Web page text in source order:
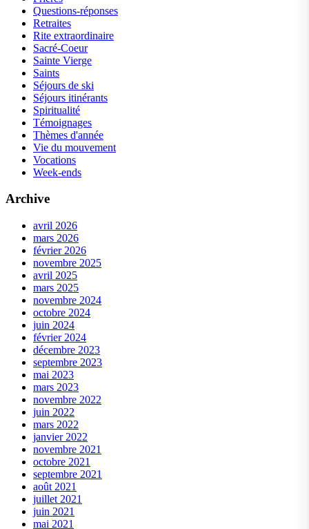
Questions-réponses
Retraites
Rite extraordinaire
Sacré-Coeur
Sainte Vierge
Saints
Séjours de ski
Séjours itinérants
Spiritualité
Témoignages
Thèmes d'année
Vie du mouvement
Vocations
Week-ends
Archive
avril 2026
mars 2026
février 2026
novembre 2025
avril 2025
mars 2025
novembre 2024
octobre 2024
juin 2024
février 2024
décembre 2023
septembre 2023
mai 2023
mars 2023
novembre 2022
juin 2022
mars 2022
janvier 2022
novembre 2021
octobre 2021
septembre 2021
août 2021
juillet 2021
juin 2021
mai 2021